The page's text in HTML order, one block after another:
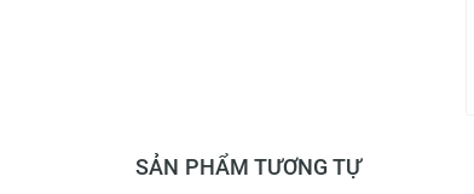
SẢN PHẨM TƯƠNG TỰ